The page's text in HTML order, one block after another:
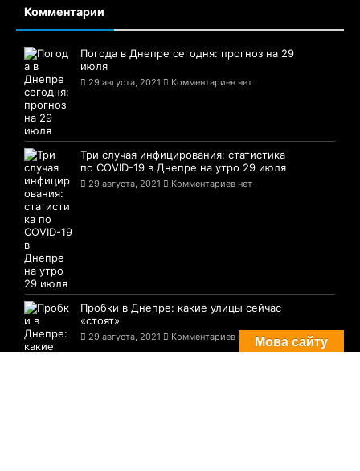
Комментарии
Погода в Днепре сегодня: прогноз на 29
июля
29 августа, 2021 Комментариев нет
Три случая инфицирования: статистика
по COVID-19 в Днепре на утро 29 июля
29 августа, 2021 Комментариев нет
Пробки в Днепре: какие улицы сейчас
«стоят»
29 августа, 2021 Комментариев нет Мова сайту